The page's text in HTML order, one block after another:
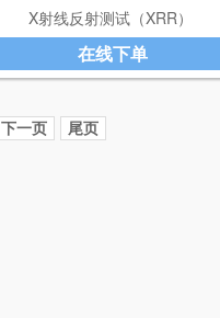
X射线反射测试（XRR）
在线下单
下一页 尾页